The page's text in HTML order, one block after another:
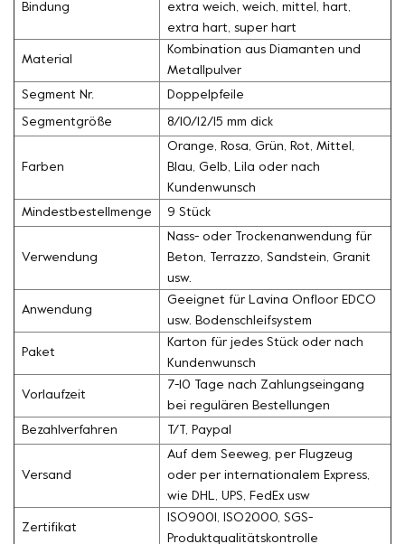
Bindung
extra weich, weich, mittel, hart,
extra hart, super hart
Material
Kombination aus Diamanten und
Metallpulver
Segment Nr. Doppelpfeile
Segmentgröße 8/10/12/15 mm dick
Farben
Orange, Rosa, Grün, Rot, Mittel,
Blau, Gelb, Lila oder nach
Kundenwunsch
Mindestbestellmenge 9 Stück
Verwendung
Nass- oder Trockenanwendung für
Beton, Terrazzo, Sandstein, Granit
usw.
Anwendung
Geeignet für Lavina Onfloor EDCO
usw. Bodenschleifsystem
Paket
Karton für jedes Stück oder nach
Kundenwunsch
Vorlaufzeit
7-10 Tage nach Zahlungseingang
bei regulären Bestellungen
Bezahlverfahren T/T, Paypal
Versand
Auf dem Seeweg, per Flugzeug
oder per internationalem Express,
wie DHL, UPS, FedEx usw
Zertifikat
ISO9001, ISO2000, SGS-
Produktqualitätskontrolle